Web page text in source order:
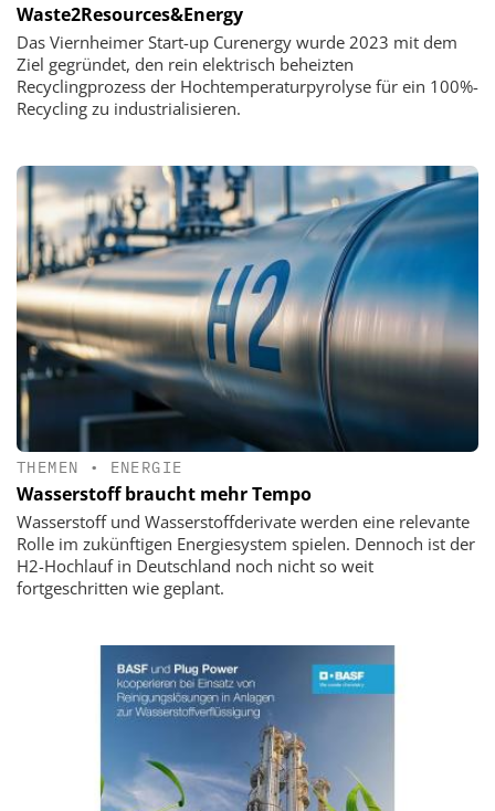
Waste2Resources&Energy
Das Viernheimer Start-up Curenergy wurde 2023 mit dem
Ziel gegründet, den rein elektrisch beheizten
Recyclingprozess der Hochtemperaturpyrolyse für ein 100%-
Recycling zu industrialisieren.
THEMEN • ENERGIE
Wasserstoff braucht mehr Tempo
Wasserstoff und Wasserstoffderivate werden eine relevante
Rolle im zukünftigen Energiesystem spielen. Dennoch ist der
H2-Hochlauf in Deutschland noch nicht so weit
fortgeschritten wie geplant.